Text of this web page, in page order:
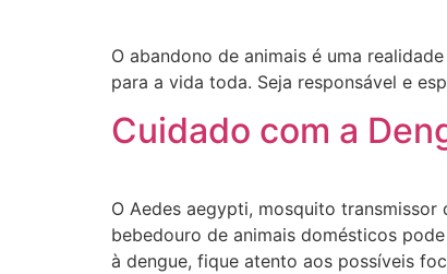
O abandono de animais é uma
para a vida toda. Seja responsável e
Cuidado com a
O Aedes aegypti, mosquito
bebedouro de animais domésticos
à dengue, fique atento aos possíveis